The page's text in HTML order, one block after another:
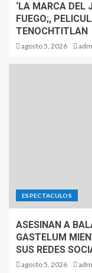
‘LA MARCA DEL
FUEGO;,
TENOCHTITLAN
agosto 5, 2026
ESPECTACULOS
ASESINAN A
GASTELUM
SUS REDES
agosto 5, 2026